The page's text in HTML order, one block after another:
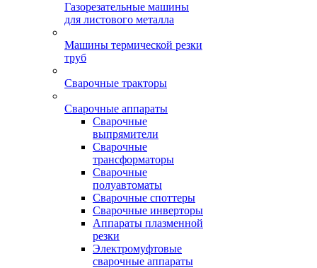
Газорезательные машины
для листового металла
Машины термической резки
труб
Сварочные тракторы
Сварочные аппараты
Сварочные
выпрямители
Сварочные
трансформаторы
Сварочные
полуавтоматы
Сварочные споттеры
Сварочные инверторы
Аппараты плазменной
резки
Электромуфтовые
сварочные аппараты